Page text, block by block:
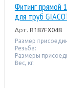
Фитинг прямой
для труб
Арт. R187FX048
Размер
Резьба:
Размеры
Вес, кг: